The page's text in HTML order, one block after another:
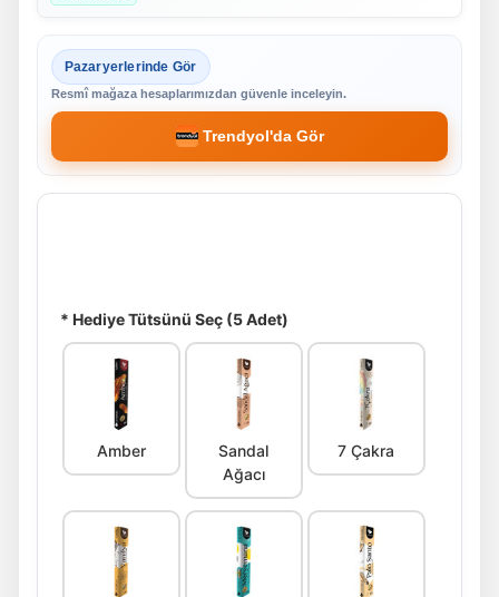
Pazaryerlerinde Gör
Resmî mağaza hesaplarımızdan güvenle inceleyin.
Trendyol'da Gör
* Hediye Tütsünü Seç (5 Adet)
Amber
Sandal
Ağacı
7 Çakra